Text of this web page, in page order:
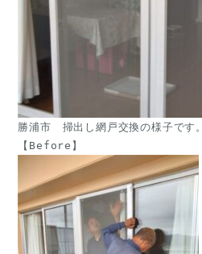
勝浦市　掃出し網戸交換の様子です。